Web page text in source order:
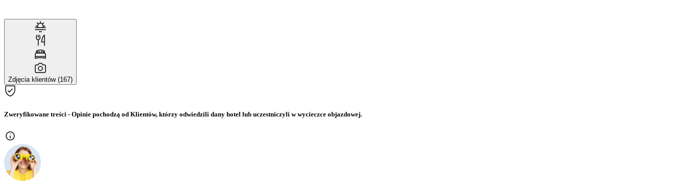
Zdjęcia klientów (167)
Zweryfikowane treści - Opinie pochodzą od Klientów, którzy odwiedzili dany hotel lub uczestniczyli w wycieczce objazdowej.